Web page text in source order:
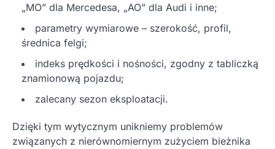
„MO” dla Mercedesa, „AO” dla Audi i inne;
parametry wymiarowe – szerokość, profil,
średnica felgi;
indeks prędkości i nośności, zgodny z tabliczką
znamionową pojazdu;
zalecany sezon eksploatacji.
Dzięki tym wytycznym unikniemy problemów
związanych z nierównomiernym zużyciem bieżnika